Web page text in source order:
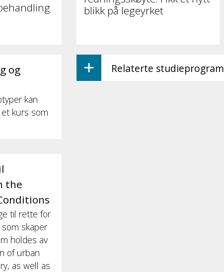
blikk på legeyrket
og
kan
kurs som
the
til rette for
skaper
holdes av
of urban
as well as
Relaterte studieprogram